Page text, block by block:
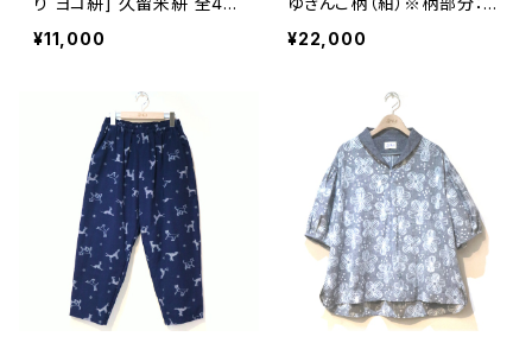
池田絣工房 ※桐箱入り可
(別途200円)
¥11,000
手織り久留米絣使用 池田
絣工房
¥22,000